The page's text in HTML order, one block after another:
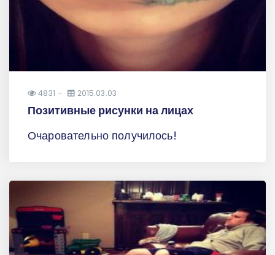
4831 2015.03.03
Позитивные рисунки на лицах
Очаровательно получилось!